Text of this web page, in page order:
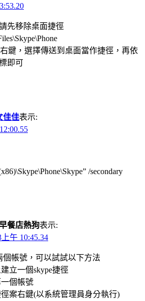
先移除桌面捷徑
右鍵，選擇傳送到桌面當作捷徑，再依
即可
佳佳表示:
/secondary
餐店熱狗表示:
上午 10:45.34
個帳號，可以試試以下方法
立一個skype捷徑
個帳號
案右鍵(以系統管理員身分執行)